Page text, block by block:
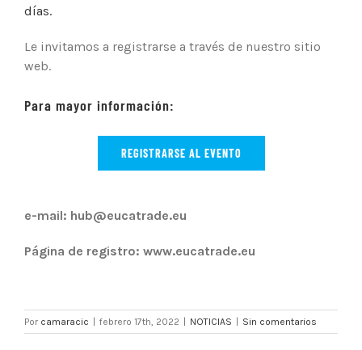
días.
Le invitamos a registrarse a través de nuestro sitio
web.
Para mayor información:
REGISTRARSE AL EVENTO
e-mail: hub@eucatrade.eu
Página de registro: www.eucatrade.eu
Por camaracic febrero 17th, 2022 NOTICIAS Sin comentarios